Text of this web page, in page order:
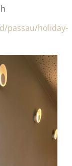
passau/holiday-